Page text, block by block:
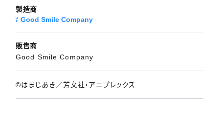
製造商
Good Smile Company
販售商
Good Smile Company
©はまじあき／芳文社・アニプレックス